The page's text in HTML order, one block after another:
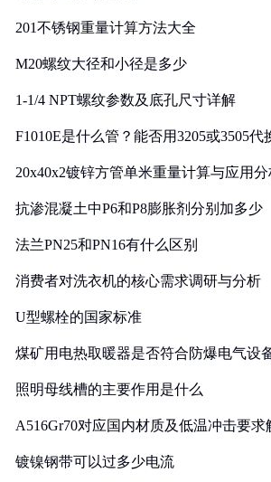
201不锈钢重量计算方法大全
M20螺纹大径和小径是多少
1-1/4 NPT螺纹参数及底孔尺寸详解
F1010E是什么管？能否用3205或3505代
20x40x2镀锌方管单米重量计算与应用
抗渗混凝土中P6和P8膨胀剂分别加多少
法兰PN25和PN16有什么区别
消费者对洗衣机的核心需求调研与分析
U型螺栓的国家标准
煤矿用电热取暖器是否符合防爆电气设
照明母线槽的主要作用是什么
A516Gr70对应国内材质及低温冲击要求
镀镍钢带可以过多少电流